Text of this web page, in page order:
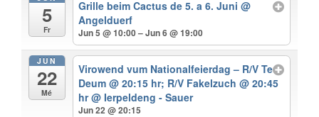
5
Fr
Grille beim Cactus de 5. a 6. Juni@
Angelduerf
Jun 5 @ 10:00 – Jun 6 @ 19:00
JUN
22
Mé
Virowend vum Nationalfeierdag – R/V Te
Deum @ 20:15 hr; R/V Fakelzuch @ 20:45
hr@ Ierpeldeng - Sauer
Jun 22 @ 20:15